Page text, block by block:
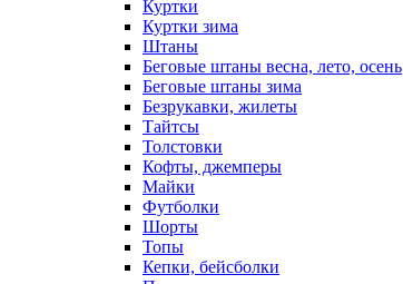
Куртки
Куртки зима
Штаны
Беговые штаны весна, лето, осень
Беговые штаны зима
Безрукавки, жилеты
Тайтсы
Толстовки
Кофты, джемперы
Майки
Футболки
Шорты
Топы
Кепки, бейсболки